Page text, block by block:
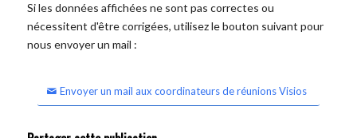
Si les données affichées ne sont pas correctes ou
nécessitent d'être corrigées, utilisez le bouton suivant pour
nous envoyer un mail :
Envoyer un mail aux coordinateurs de réunions Visios